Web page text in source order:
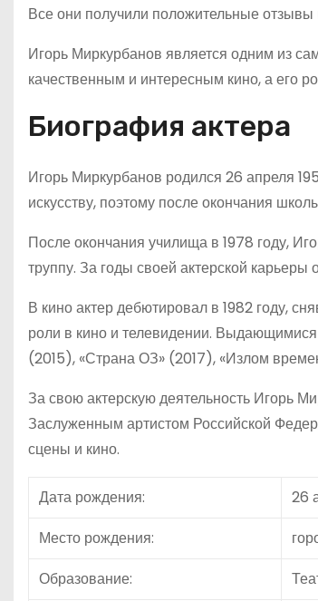
Все они получили положительные
Игорь Миркурбанов является одним из
качественным и интересным кино, а его
Биография актера
Игорь Миркурбанов родился 26 апреля
искусству, поэтому после окончания
После окончания училища в 1978 году,
труппу. За годы своей актерской
В кино актер дебютировал в 1982 году,
роли в кино и телевидении.
(2015), «Страна ОЗ» (2017), «Излом
За свою актерскую деятельность Игорь
Заслуженным артистом Российской
сцены и кино.
Дата рождения:
26
Место рождения:
Образование: